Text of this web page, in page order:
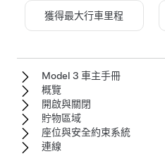
獲得最大行車里程
Model 3 車主手冊
概覽
開啟與關閉
貯物區域
座位與安全約束系統
連線